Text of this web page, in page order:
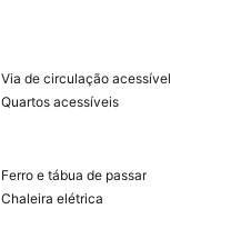
Via de circulação acessível
Quartos acessíveis
Ferro e tábua de passar
Chaleira elétrica